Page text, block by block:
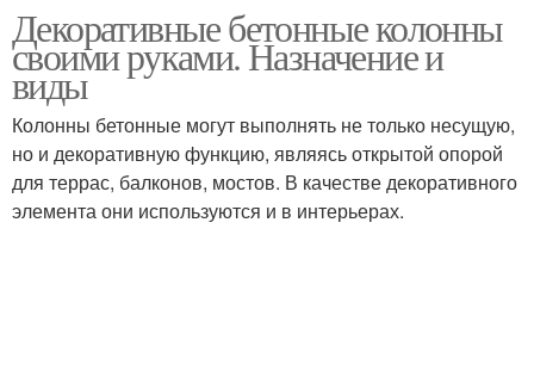
Декоративные бетонные колонны
своими руками. Назначение и
виды
Колонны бетонные могут выполнять не только несущую,
но и декоративную функцию, являясь открытой опорой
для террас, балконов, мостов. В качестве декоративного
элемента они используются и в интерьерах.